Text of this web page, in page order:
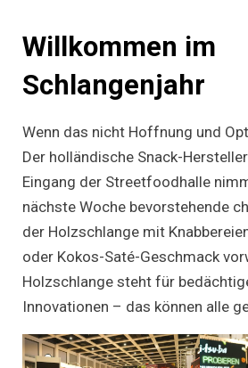
Willkommen im
Schlangenjahr
Wenn das nicht Hoffnung und
Der holländische Snack-Hersteller
Eingang der Streetfoodhalle
nächste Woche bevorstehende
der Holzschlange mit
oder Kokos-Saté-Geschmack
Holzschlange steht für
Innovationen – das können alle